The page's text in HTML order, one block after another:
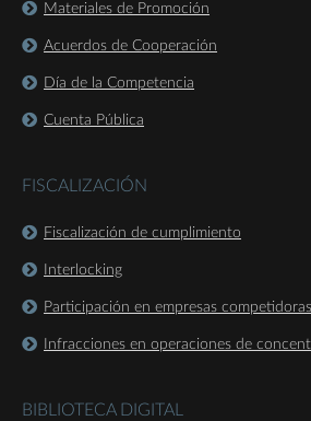
Materiales de Promoción
Acuerdos de Cooperación
Día de la Competencia
Cuenta Pública
FISCALIZACIÓN
Fiscalización de cumplimiento
Interlocking
Participación en empresas competidoras
Infracciones en operaciones de
BIBLIOTECA DIGITAL